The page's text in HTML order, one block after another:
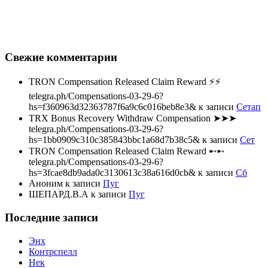
Свежие комментарии
TRON Compensation Released Claim Reward ⚡⚡
telegra.ph/Compensations-03-29-6?
hs=f360963d32363787f6a9c6c016beb8e3& к записи Сетап
TRX Bonus Recovery Withdraw Compensation ➤➤➤
telegra.ph/Compensations-03-29-6?
hs=1bb0909c310c385843bbc1a68d7b38c5& к записи Сет
TRON Compensation Released Claim Reward ➸➸
telegra.ph/Compensations-03-29-6?
hs=3fcae8db9ada0c3130613c38a616d0cb& к записи Сб
Аноним к записи Пуг
ШЕПАРД.В.А к записи Пуг
Последние записи
Энх
Контрспелл
Нек